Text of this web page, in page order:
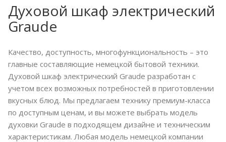
Духовой шкаф электрический
Graude
Качество, доступность, многофункциональность – это
главные составляющие немецкой бытовой техники.
Духовой шкаф электрический Graude разработан с
учетом всех возможных потребностей в приготовлении
вкусных блюд. Мы предлагаем технику премиум-класса
по доступным ценам, и вы можете выбрать модель
духовки Graude в подходящем дизайне и техническим
характеристикам. Любая модель немецкой компании